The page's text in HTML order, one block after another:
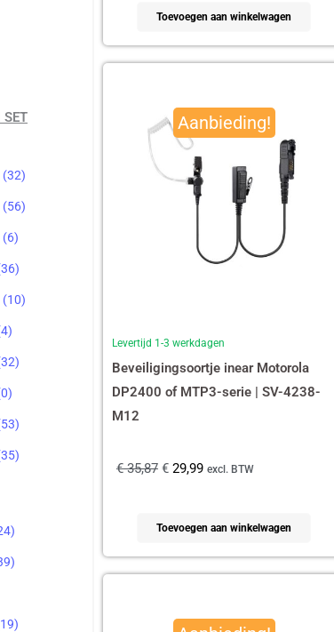
SET
(32)
(56)
(6)
36)
(10)
4)
32)
0)
53)
35)
)
)
19)
Toevoegen aan winkelwagen
Aanbieding!
Levertijd 1-3 werkdagen
Beveiligingsoortje inear Motorola
DP2400 of MTP3-serie | SV-4238-
M12
€35,87
was:
€ 35,87.
€29,99
is:
excl. BTW
Toevoegen aan winkelwagen